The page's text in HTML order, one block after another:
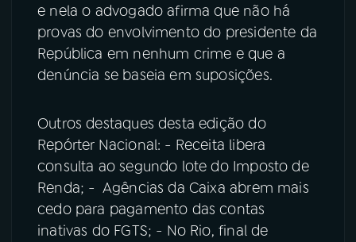
e nela o advogado afirma que não há
provas do envolvimento do presidente da
República em nenhum crime e que a
denúncia se baseia em suposições.
Outros destaques desta edição do
Repórter Nacional: - Receita libera
consulta ao segundo lote do Imposto de
Renda; - Agências da Caixa abrem mais
cedo para pagamento das contas
inativas do FGTS; - No Rio, final de